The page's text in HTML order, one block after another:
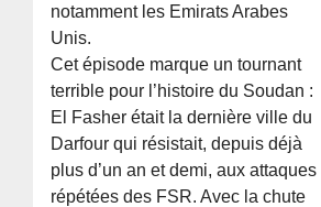
notamment les Emirats Arabes
Unis.
Cet épisode marque un tournant
terrible pour l’histoire du Soudan :
El Fasher était la dernière ville du
Darfour qui résistait, depuis déjà
plus d’un an et demi, aux attaques
répétées des FSR. Avec la chute